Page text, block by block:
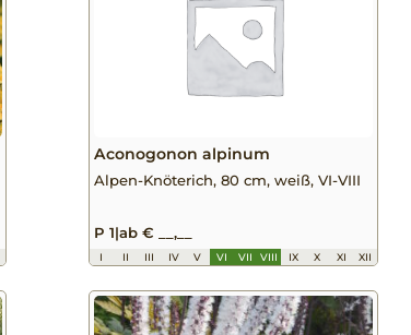
Aconogonon alpinum
Alpen-Knöterich, 80 cm, weiß, VI-VIII
P 1|ab € __,__
I II III IV V VI VII VIII IX X XI XII